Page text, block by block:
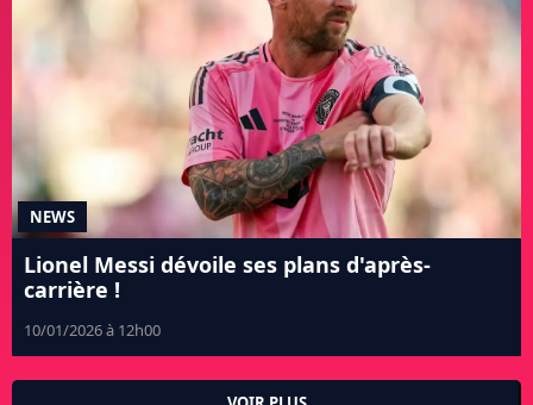
NEWS
Lionel Messi dévoile ses plans d'après-
carrière !
10/01/2026 à 12h00